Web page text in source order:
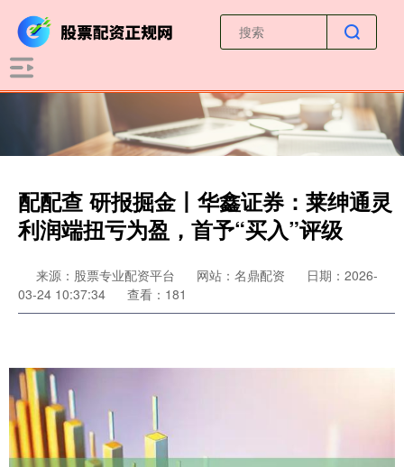
配配查 研报掘金丨华鑫证券：莱绅通灵
利润端扭亏为盈，首予“买入”评级
来源：股票专业配资平台 网站：名鼎配资
日期：2026-
03-24 10:37:34
查看：181